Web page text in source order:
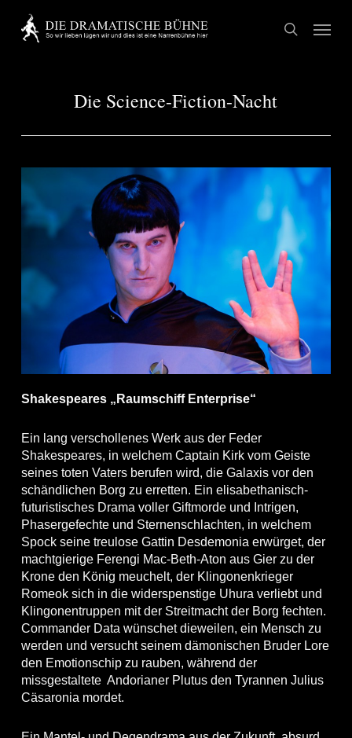
main
search
Menu
Die Science-Fiction-Nacht
Shakespeares „Raumschiff Enterprise“
Ein lang verschollenes Werk aus der Feder
Shakespeares, in welchem Captain Kirk vom Geiste
seines toten Vaters berufen wird, die Galaxis vor den
schändlichen Borg zu erretten. Ein elisabethanisch-
futuristisches Drama voller Giftmorde und Intrigen,
Phasergefechte und Sternenschlachten, in welchem
Spock seine treulose Gattin Desdemonia erwürget, der
machtgierige Ferengi Mac-Beth-Aton aus Gier zu der
Krone den König meuchelt, der Klingonenkrieger
Romeok sich in die widerspenstige Uhura verliebt und
Klingonentruppen mit der Streitmacht der Borg fechten.
Commander Data wünschet dieweilen, ein Mensch zu
werden und versucht seinem dämonischen Bruder Lore
den Emotionschip zu rauben, während der
missgestaltete Andorianer Plutus den Tyrannen Julius
Cäsaronia mordet.